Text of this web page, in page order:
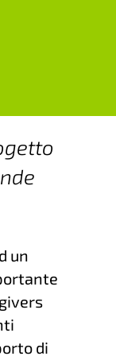
un
di